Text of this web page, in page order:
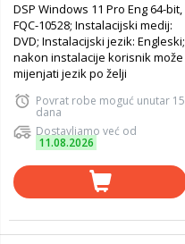
DSP Windows 11 Pro Eng 64-bit,
FQC-10528; Instalacijski medij:
DVD; Instalacijski jezik: Engleski;
nakon instalacije korisnik može
mijenjati jezik po želji
Povrat robe moguć unutar 15
dana
Dostavljamo već od
11.08.2026